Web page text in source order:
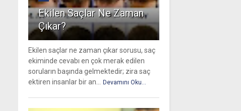
Ekilen Saçlar Ne Zaman
Çıkar?
Ekilen saçlar ne zaman çıkar sorusu, saç
ekiminde cevabı en çok merak edilen
soruların başında gelmektedir; zira saç
ektiren insanlar bir an...
Devamını Oku...